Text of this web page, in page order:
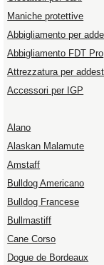
Maniche protettive
Abbigliamento per
Abbigliamento FDT Pro
Attrezzatura per
Accessori per IGP
Alano
Alaskan Malamute
Amstaff
Bulldog Americano
Bulldog Francese
Bullmastiff
Cane Corso
Dogue de Bordeaux